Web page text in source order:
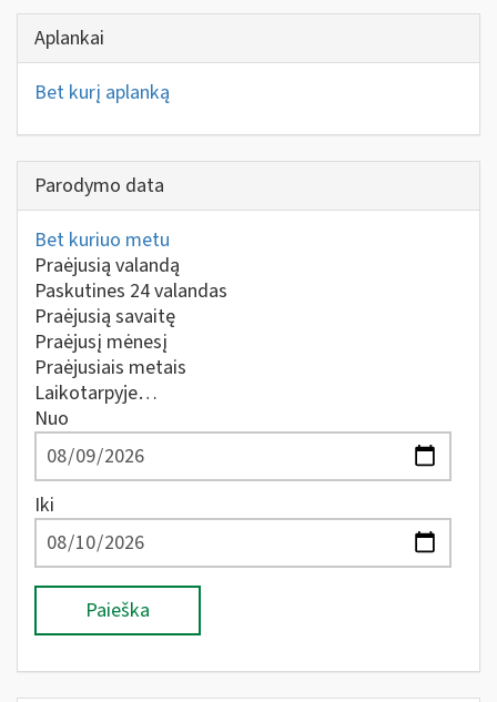
Aplankai
Bet kurį aplanką
Parodymo data
Bet kuriuo metu
Praėjusią valandą
Paskutines 24 valandas
Praėjusią savaitę
Praėjusį mėnesį
Praėjusiais metais
Laikotarpyje…
Nuo
Iki
Paieška